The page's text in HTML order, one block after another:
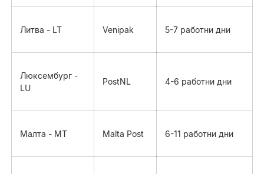
Литва - LT Venipak 5-7 работни дни
Люксембург -
LU
PostNL 4-6 работни дни
Малта - MT Malta Post 6-11 работни дни